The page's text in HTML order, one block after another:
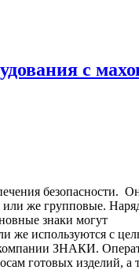
с
безопасности.
же групповые.
знаки могут
же используются с
компании ЗНАКИ.
готовых изделий, а